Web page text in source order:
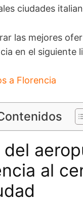
ciudades
las mejores
en el siguiente
a Florencia
del
al